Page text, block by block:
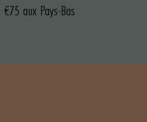
€75 aux Pays-Bas